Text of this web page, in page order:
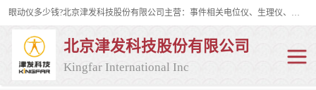
眼动仪多少钱?北京津发科技股份有限公司主营：事件相关电位仪、生理仪、肌电仪、脑电仪、皮电仪、眼动仪；是国家级高新技术企业、科技部认定的科技型中小企业和中关村高新技术企业，具备保密资格，具备自主进出口经营权；自主研发技术、产品与服务荣获多项省部级科学技术奖励、国家发明专利、国家软件著作权和省部级新技术新产品（服务）认证。
北京津发科技股份有限公司
Kingfar International Inc